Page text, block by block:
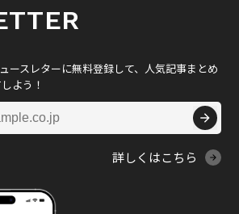
ースレターに無料登録して、人気記事まとめ
よう！
詳しくはこちら